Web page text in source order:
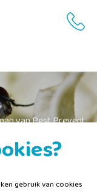
van Pest Prevent
u overlast van
gebruik van cookies